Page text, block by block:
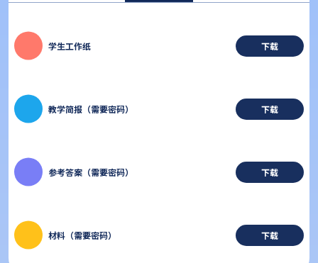
学生工作纸 下载
教学简报（需要密码） 下载
参考答案（需要密码） 下载
材料（需要密码） 下载